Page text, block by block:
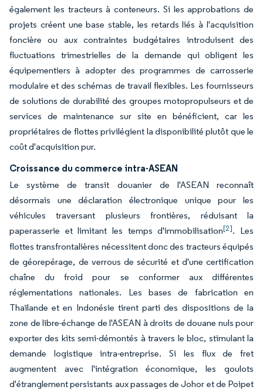
également les tracteurs à conteneurs. Si les approbations de
projets créent une base stable, les retards liés à l'acquisition
foncière ou aux contraintes budgétaires introduisent des
fluctuations trimestrielles de la demande qui obligent les
équipementiers à adopter des programmes de carrosserie
modulaire et des schémas de travail flexibles. Les fournisseurs
de solutions de durabilité des groupes motopropulseurs et de
services de maintenance sur site en bénéficient, car les
propriétaires de flottes privilégient la disponibilité plutôt que le
coût d'acquisition pur.
Croissance du commerce intra-ASEAN
Le système de transit douanier de l'ASEAN reconnaît
désormais une déclaration électronique unique pour les
véhicules traversant plusieurs frontières, réduisant la
paperasserie et limitant les temps d'immobilisation[2]. Les
flottes transfrontalières nécessitent donc des tracteurs équipés
de géorepérage, de verrous de sécurité et d'une certification
chaîne du froid pour se conformer aux différentes
réglementations nationales. Les bases de fabrication en
Thaïlande et en Indonésie tirent parti des dispositions de la
zone de libre-échange de l'ASEAN à droits de douane nuls pour
exporter des kits semi-démontés à travers le bloc, stimulant la
demande logistique intra-entreprise. Si les flux de fret
augmentent avec l'intégration économique, les goulots
d'étranglement persistants aux passages de Johor et de Poipet